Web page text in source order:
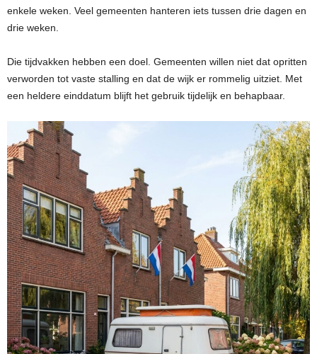
enkele weken. Veel gemeenten hanteren iets tussen drie dagen en
drie weken.
Die tijdvakken hebben een doel. Gemeenten willen niet dat opritten
verworden tot vaste stalling en dat de wijk er rommelig uitziet. Met
een heldere einddatum blijft het gebruik tijdelijk en behapbaar.